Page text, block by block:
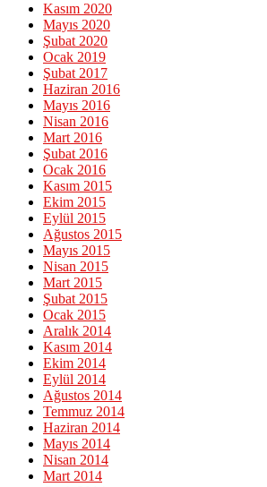
Kasım 2020
Mayıs 2020
Şubat 2020
Ocak 2019
Şubat 2017
Haziran 2016
Mayıs 2016
Nisan 2016
Mart 2016
Şubat 2016
Ocak 2016
Kasım 2015
Ekim 2015
Eylül 2015
Ağustos 2015
Mayıs 2015
Nisan 2015
Mart 2015
Şubat 2015
Ocak 2015
Aralık 2014
Kasım 2014
Ekim 2014
Eylül 2014
Ağustos 2014
Temmuz 2014
Haziran 2014
Mayıs 2014
Nisan 2014
Mart 2014